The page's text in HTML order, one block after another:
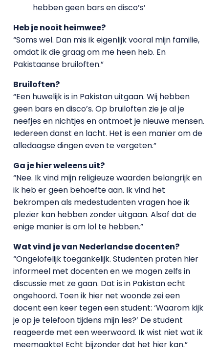
hebben geen bars en disco’s’
Heb je nooit heimwee?
“Soms wel. Dan mis ik eigenlijk vooral mijn familie,
omdat ik die graag om me heen heb. En
Pakistaanse bruiloften.”
Bruiloften?
“Een huwelijk is in Pakistan uitgaan. Wij hebben
geen bars en disco’s. Op bruiloften zie je al je
neefjes en nichtjes en ontmoet je nieuwe mensen.
Iedereen danst en lacht. Het is een manier om de
alledaagse dingen even te vergeten.”
Ga je hier weleens uit?
“Nee. Ik vind mijn religieuze waarden belangrijk en
ik heb er geen behoefte aan. Ik vind het
bekrompen als medestudenten vragen hoe ik
plezier kan hebben zonder uitgaan. Alsof dat de
enige manier is om lol te hebben.”
Wat vind je van Nederlandse docenten?
“Ongelofelijk toegankelijk. Studenten praten hier
informeel met docenten en we mogen zelfs in
discussie met ze gaan. Dat is in Pakistan echt
ongehoord. Toen ik hier net woonde zei een
docent een keer tegen een student: ‘Waarom kijk
je op je telefoon tijdens mijn les?’ De student
reageerde met een weerwoord. Ik wist niet wat ik
meemaakte! Echt bijzonder dat het hier kan.”